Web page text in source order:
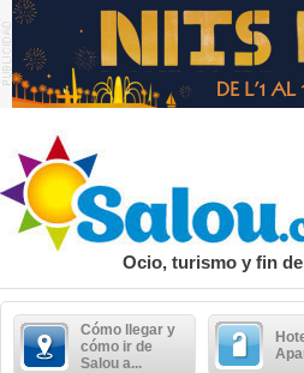
Ocio, turismo y fin
Cómo llegar y
cómo ir de
Salou a...